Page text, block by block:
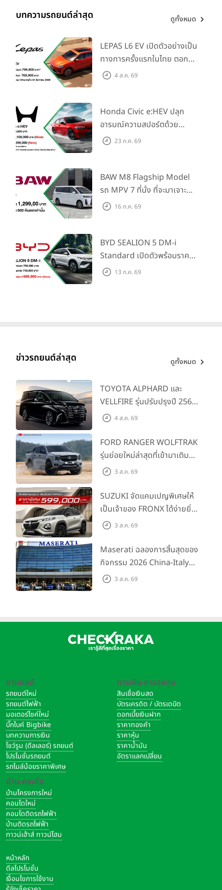
บทความรถยนต์ล่าสุด ดูทั้งหมด
LEPAS L6 EV เปิดตัวอย่างเป็น
ทางการครั้งแรกในไทย ตอกย้ำ
วิสัยทัศน์ “Drive Your
4 ส.ค. 69
Honda Civic e:HEV ปลุก
อารมณ์ความสปอร์ตด้วย
Honda S+ Shift ครั้งแรกใน
Traffic Monitor เพียงจอง
ภายใน 31 ก.ค. 2569 รับบัตร
น้ำมันมูลค่า 10,000 บาท
23 ก.ค. 69
BAW M8 Flagship Model
รถ MPV 7 ที่นั่ง ที่จะมาเจาะ
ตลาดครอบครัวและองค์กรยุค
แรก)
16 ก.ค. 69
BYD SEALION 5 DM-i
Standard เปิดตัวพร้อมราคา
คาดการณ์ 699,900 บาท รุ่น
13 ก.ค. 69
ข่าวรถยนต์ล่าสุด ดูทั้งหมด
TOYOTA ALPHARD และ
VELLFIRE รุ่นปรับปรุงปี 2569
พร้อมรุ่นย่อยใหม่ HEV
4 ส.ค. 69
FORD RANGER WOLFTRAK
รุ่นย่อยใหม่ล่าสุดที่เข้ามาเติม
เต็มไลน์อัป พร้อมตอบโจทย์ทุก
พร้อมลุย ด้วยราคาพิเศษเริ่ม
ต้นที่ 9.49 แสนบาท
3 ส.ค. 69
SUZUKI จัดแคมเปญพิเศษให้
เป็นเจ้าของ FRONX ได้ง่ายยิ่ง
ขึ้นสำหรับรุ่น GL ราคาพิเศษ
200 คัน พร้อมข้อเสนอสุดคุ้ม
3 ส.ค. 69
Maserati ฉลองการสิ้นสุดของ
กิจกรรม 2026 China-Italy
Grand Tour ณ สำนักงาน
3 ส.ค. 69
ยานยนต์
รถยนต์ใหม่
รถยนต์ไฟฟ้า
มอเตอร์ไซค์ใหม่
บิ๊กไบค์ Bigbike
บทความการเงิน
โชว์รูม (ดีลเลอร์) รถยนต์
โปรโมชั่นรถยนต์
รถไมล์น้อยราคาพิเศษ
บ้าน-คอนโด
บ้านโครงการใหม่
คอนโดใหม่
คอนโดติดรถไฟฟ้า
บ้านติดรถไฟฟ้า
ทาวน์เฮ้าส์ ทาวน์โฮม
การเงิน-การลงทุน
สินเชื่อเงินสด
บัตรเครดิต / บัตรเดบิต
ดอกเบี้ยเงินฝาก
ราคาทองคำ
ราคาหุ้น
ราคาน้ำมัน
อัตราแลกเปลี่ยน
หน้าหลัก
ดีลโปรโมชั่น
เงื่อนไขการใช้งาน